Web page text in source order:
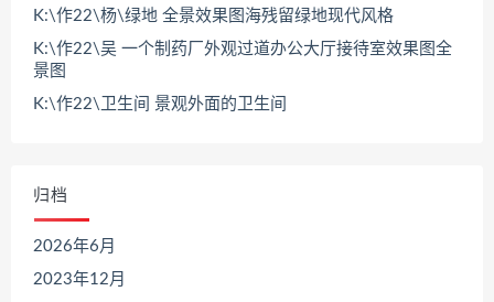
K:\作22\杨\绿地 全景效果图海残留绿地现代风格
K:\作22\吴 一个制药厂外观过道办公大厅接待室效果图全
景图
K:\作22\卫生间 景观外面的卫生间
归档
2026年6月
2023年12月